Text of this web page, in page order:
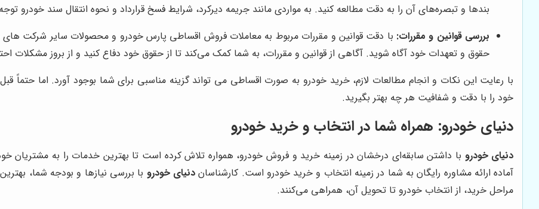
بندها و تبصره‌های آن را به دقت مطالعه کنید. به مواردی مانند جریمه دیرکرد، شرایط فسخ قرارداد و نحوه انتقال سند خودرو
بررسی قوانین و مقررات: با دقت قوانین و مقررات مربوط به معاملات فروش اقساطی پارس خودرو و محصولات سایر شرکت های
حقوق و تعهدات خود آگاه شوید. آگاهی از قوانین و مقررات، به شما کمک می‌کند تا از حقوق خود دفاع کنید و از بروز مشکلات
با رعایت این نکات و انجام مطالعات لازم، خرید خودرو به صورت اقساطی می ‌تواند گزینه مناسبی برای شما بوجود آورد. اما حتماً
خود را با دقت و شفافیت هر چه بهتر بگیرید.
دنیای خودرو: همراه شما در انتخاب و خرید خودرو
دنیای خودرو با داشتن سابقه‌ای درخشان در زمینه خرید و فروش خودرو، همواره تلاش کرده است تا بهترین خدمات را به
آماده ارائه مشاوره رایگان به شما در زمینه انتخاب و خرید خودرو است. کارشناساندنیای خودرو با بررسی نیازها و بودجه شما،
مراحل خرید، از انتخاب خودرو تا تحویل آن، همراهی می‌کنند.